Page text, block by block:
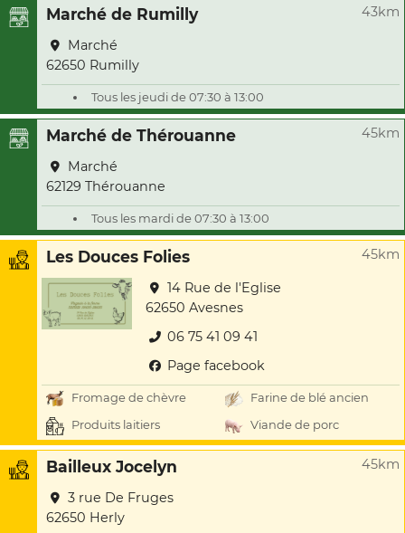
Marché de Rumilly 43km
Marché
62650 Rumilly
Tous les jeudi de 07:30 à 13:00
Marché de Thérouanne 45km
Marché
62129 Thérouanne
Tous les mardi de 07:30 à 13:00
Les Douces Folies 45km
14 Rue de l'Eglise
62650 Avesnes
06 75 41 09 41
Page facebook
Fromage de chèvre
Farine de blé ancien
Produits laitiers
Viande de porc
Bailleux Jocelyn 45km
3 rue De Fruges
62650 Herly